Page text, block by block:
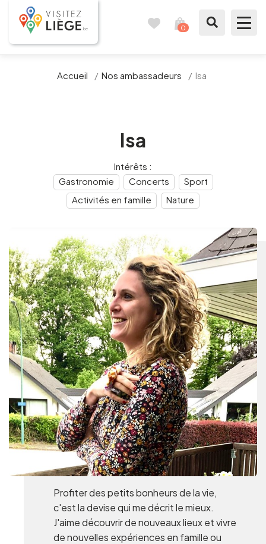
0
Meinen Aufenthalt vorbereiten
Stadt Lüttich
Folgen Sie uns
Presse
Gruppen und Reiseveranstalter
FR NL DE
Accueil / Nos ambassadeurs / Isa
Isa
Intérêts :
Gastronomie
Concerts
Sport
Activités en famille
Nature
Profiter des petits bonheurs de la vie,
c'est la devise qui me décrit le mieux.
J'aime découvrir de nouveaux lieux et vivre
de nouvelles expériences en famille ou